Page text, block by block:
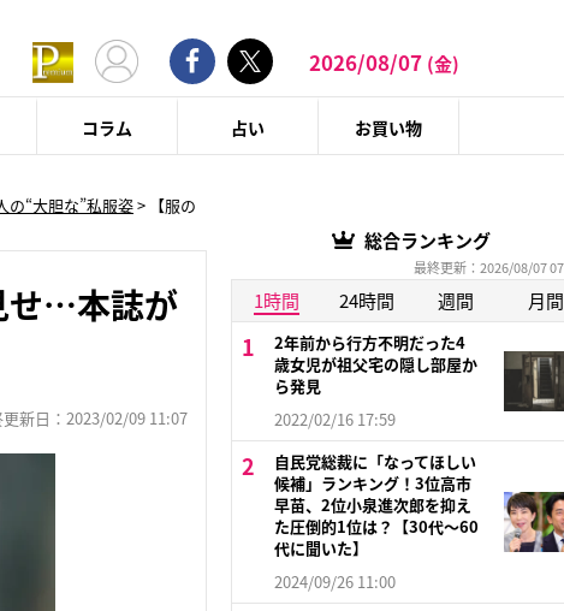
2026/08/07 (金)
コラム 占い お買い物
の“大胆な”私服姿> 【服の
せ…本誌が
新日：2023/02/09 11:07
総合ランキング
最終更新：2026/08/07
1時間 24時間 週間 月間
2年前から行方不明だった4
歳女児が祖父宅の隠し部屋か
ら発見
2022/02/16 17:59
自民党総裁に「なってほしい
候補」ランキング！3位高市
早苗、2位小泉進次郎を抑え
た圧倒的1位は？【30代〜60
代に聞いた】
2024/09/26 11:00